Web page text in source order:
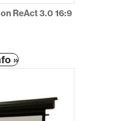
produktsidan
ReAct 3.0 16:9
»Den
har
flera